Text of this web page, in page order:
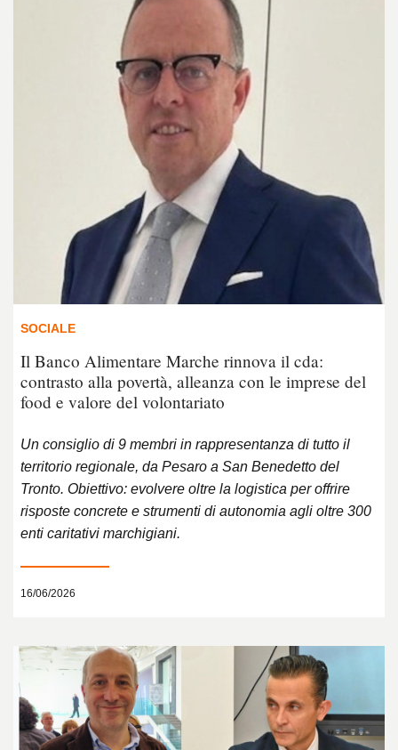
SOCIALE
Il Banco Alimentare Marche rinnova il cda:
contrasto alla povertà, alleanza con le imprese del
food e valore del volontariato
Un consiglio di 9 membri in rappresentanza di tutto il
territorio regionale, da Pesaro a San Benedetto del
Tronto. Obiettivo: evolvere oltre la logistica per offrire
risposte concrete e strumenti di autonomia agli oltre 300
enti caritativi marchigiani.
16/06/2026